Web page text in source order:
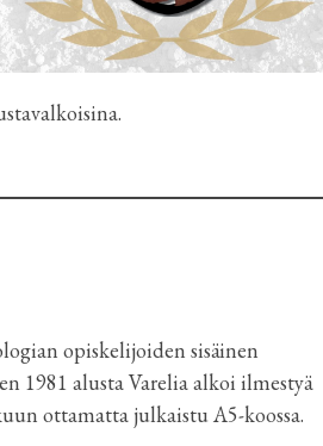
opiskelijoiden sisäinen
1981 alusta Varelia alkoi ilmestyä
ottamatta julkaistu A5-koossa.